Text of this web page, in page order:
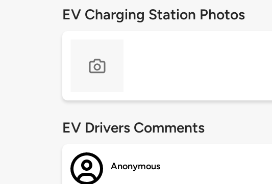
EV Charging Station Photos
EV Drivers Comments
Anonymous